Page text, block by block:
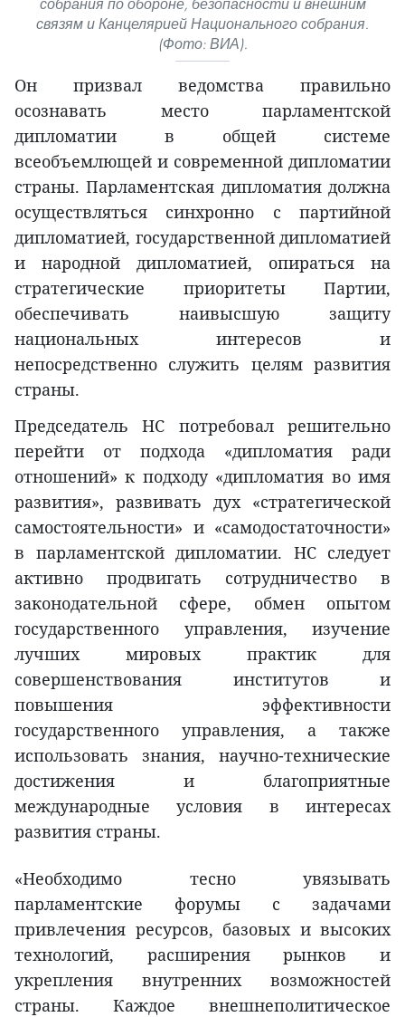
собрания по обороне, безопасности и внешним
связям и Канцелярией Национального собрания.
(Фото: ВИА).
Он призвал ведомства правильно
осознавать место парламентской
дипломатии в общей системе
всеобъемлющей и современной дипломатии
страны. Парламентская дипломатия должна
осуществляться синхронно с партийной
дипломатией, государственной дипломатией
и народной дипломатией, опираться на
стратегические приоритеты Партии,
обеспечивать наивысшую защиту
национальных интересов и
непосредственно служить целям развития
страны.
Председатель НС потребовал решительно
перейти от подхода «дипломатия ради
отношений» к подходу «дипломатия во имя
развития», развивать дух «стратегической
самостоятельности» и «самодостаточности»
в парламентской дипломатии. НС следует
активно продвигать сотрудничество в
законодательной сфере, обмен опытом
государственного управления, изучение
лучших мировых практик для
совершенствования институтов и
повышения эффективности
государственного управления, а также
использовать знания, научно-технические
достижения и благоприятные
международные условия в интересах
развития страны.
«Необходимо тесно увязывать
парламентские форумы с задачами
привлечения ресурсов, базовых и высоких
технологий, расширения рынков и
укрепления внутренних возможностей
страны. Каждое внешнеполитическое